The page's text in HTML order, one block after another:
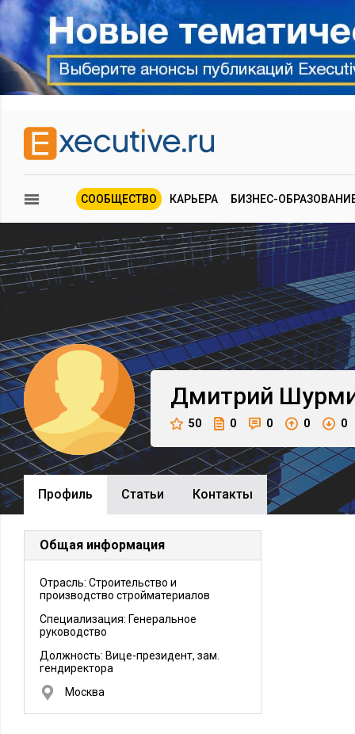
СООБЩЕСТВО КАРЬЕРА БИЗНЕС-
Дмитрий
50 0 0 0 0
Профиль Cтатьи Контакты
Общая информация
Отрасль: Строительство и
производство стройматериалов
Специализация: Генеральное
руководство
Должность: Вице-президент, зам.
гендиректора
Москва